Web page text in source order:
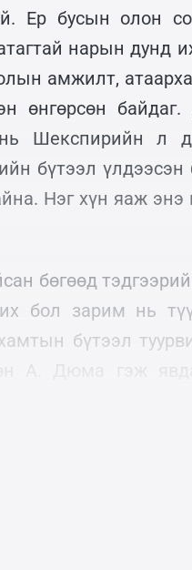
Ер бусын олон
нарын дунд
амжилт,
өнгөрсөн
Шекспирийн л
бүтээл үлдээсэн
Нэг хүн яаж энэ
бөгөөд
бол зарим нь
бүтээл